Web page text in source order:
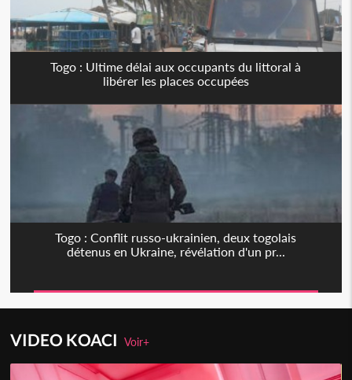
Togo : Ultime délai aux occupants du littoral à
libérer les places occupées
Togo : Conflit russo-ukrainien, deux togolais
détenus en Ukraine, révélation d'un pr...
VIDEO KOACIVoir+